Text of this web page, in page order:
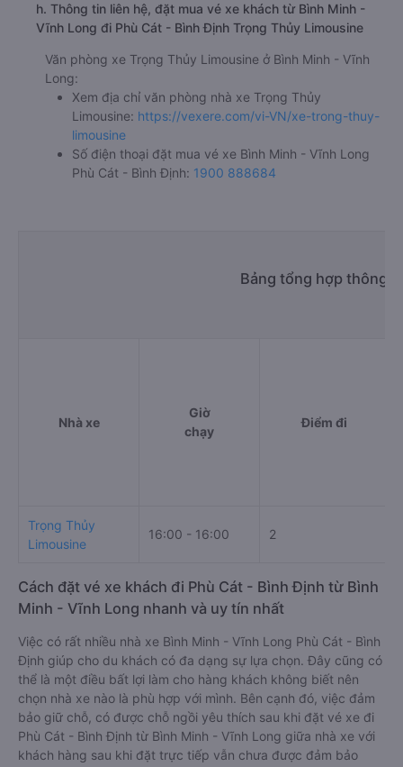
h. Thông tin liên hệ, đặt mua vé xe khách từ Bình Minh -
Vĩnh Long đi Phù Cát - Bình Định Trọng Thủy Limousine
Văn phòng xe Trọng Thủy Limousine ở Bình Minh - Vĩnh
Long:
Xem địa chỉ văn phòng nhà xe Trọng Thủy
Limousine: https://vexere.com/vi-VN/xe-trong-thuy-
limousine
Số điện thoại đặt mua vé xe Bình Minh - Vĩnh Long
Phù Cát - Bình Định: 1900 888684
Bảng tổng hợp thông
Nhà xe
Giờ
chạy
Điểm đi
Trọng Thủy
Limousine
16:00 - 16:00 2
Cách đặt vé xe khách đi Phù Cát - Bình Định từ Bình
Minh - Vĩnh Long nhanh và uy tín nhất
Việc có rất nhiều nhà xe Bình Minh - Vĩnh Long Phù Cát - Bình
Định giúp cho du khách có đa dạng sự lựa chọn. Đây cũng có
thể là một điều bất lợi làm cho hàng khách không biết nên
chọn nhà xe nào là phù hợp với mình. Bên cạnh đó, việc đảm
bảo giữ chỗ, có được chỗ ngồi yêu thích sau khi đặt vé xe đi
Phù Cát - Bình Định từ Bình Minh - Vĩnh Long giữa nhà xe với
khách hàng sau khi đặt trực tiếp vẫn chưa được đảm bảo